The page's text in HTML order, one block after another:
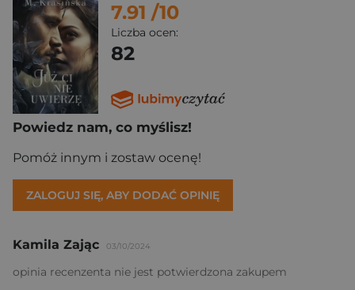
7.91 /10
Liczba ocen:
82
Powiedz nam, co myślisz!
Pomóż innym i zostaw ocenę!
ZALOGUJ SIĘ, ABY DODAĆ OPINIĘ
Kamila Zając 03/10/2024
opinia recenzenta nie jest potwierdzona zakupem